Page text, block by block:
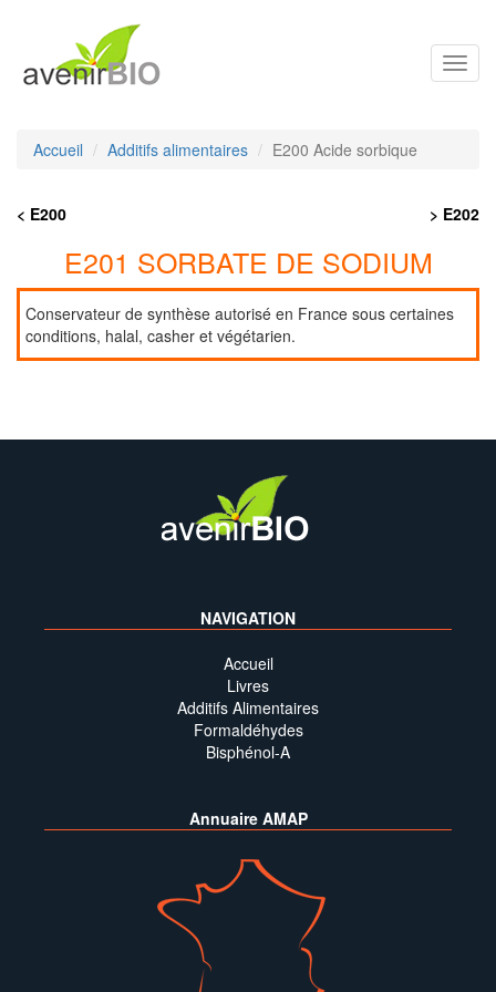
Accueil Additifs alimentaires E200 Acide sorbique
< E200 > E202
E201 SORBATE DE SODIUM
Conservateur de synthèse autorisé en France sous certaines
conditions, halal, casher et végétarien.
NAVIGATION
Accueil
Livres
Additifs Alimentaires
Formaldéhydes
Bisphénol-A
Annuaire AMAP